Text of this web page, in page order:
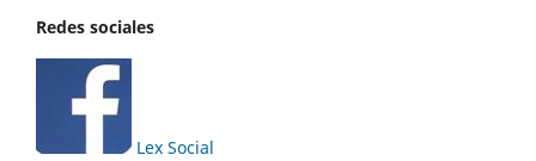
Redes sociales
Lex Social